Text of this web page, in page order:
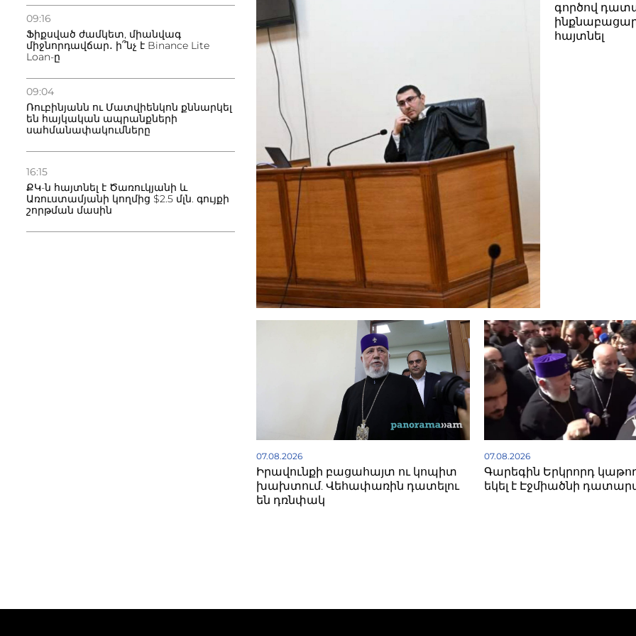
09:16
Ֆիքսված ժամկետ, միանվագ
միջնորդավճար․ ի՞նչ է Binance Lite
Loan-ը
09:04
Ռուբինյանն ու Մատվիենկոն քննարկել
են հայկական ապրանքների
սահմանափակումները
16:15
ՔԿ-ն հայտնել է Ծառուկյանի և
Առուստամյանի կողմից $2.5 մլն. գույքի
շորթման մասին
գործով
հայտնել
07.08.2026
Իրավունքի բացահայտ ու կոպիտ
խախտում. Վեհափառին դատելու
են դռնփակ
07.08.2026
Գարեգին Երկրորդ
եկել է Էջմիածնի